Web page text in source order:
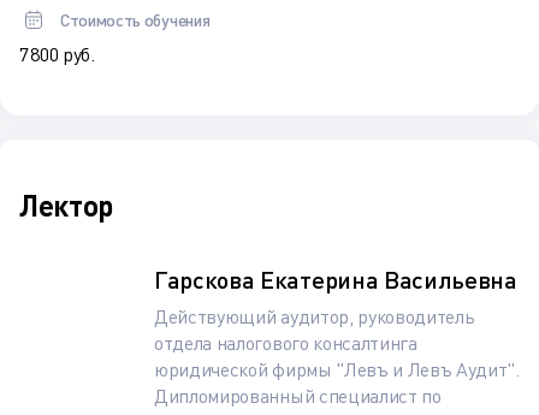
Стоимость обучения
7 800 руб.
Лектор
Гарскова Екатерина Васильевна
Действующий аудитор, руководитель
отдела налогового консалтинга
юридической фирмы "Левъ и Левъ Аудит".
Дипломированный специалист по